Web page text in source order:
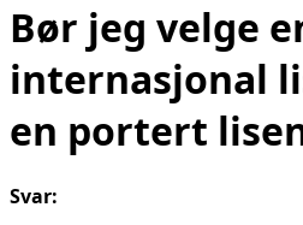
Bør jeg velge
internasjonal
en portert
Svar: